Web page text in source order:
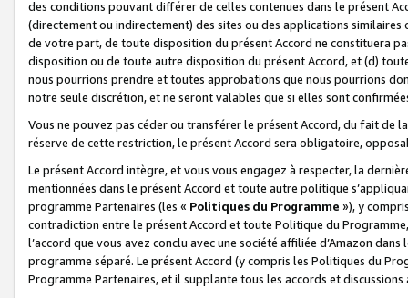
des conditions pouvant différer de celles contenues dans le présent
(directement ou indirectement) des sites ou des applications
de votre part, de toute disposition du présent Accord ne constituera
disposition ou de toute autre disposition du présent Accord, et (d)
nous pourrions prendre et toutes approbations que nous pourrions
notre seule discrétion, et ne seront valables que si elles sont
Vous ne pouvez pas céder ou transférer le présent Accord, du fait de
réserve de cette restriction, le présent Accord sera obligatoire,
Le présent Accord intègre, et vous vous engagez à respecter, la
mentionnées dans le présent Accord et toute autre politique
programme Partenaires (les « Politiques du Programme »), y
contradiction entre le présent Accord et toute Politique du
l’accord que vous avez conclu avec une société affiliée d’Amazon
programme séparé. Le présent Accord (y compris les Politiques du
Programme Partenaires, et il supplante tous les accords et discussions